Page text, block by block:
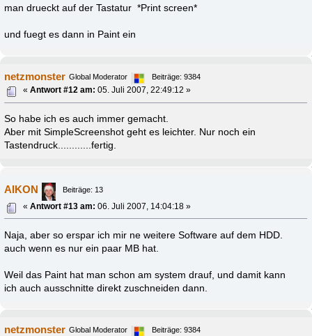
man drueckt auf der Tastatur *Print screen*
und fuegt es dann in Paint ein
netzmonster Global Moderator
Beiträge: 9384
«Antwort #12 am: 05. Juli 2007, 22:49:12 »
So habe ich es auch immer gemacht.
Aber mit SimpleScreenshot geht es leichter. Nur noch ein
Tastendruck............fertig.
AIKON
Beiträge: 13
«Antwort #13 am: 06. Juli 2007, 14:04:18 »
Naja, aber so erspar ich mir ne weitere Software auf dem HDD.
auch wenn es nur ein paar MB hat.
Weil das Paint hat man schon am system drauf, und damit kann
ich auch ausschnitte direkt zuschneiden dann.
netzmonster Global Moderator
Beiträge: 9384